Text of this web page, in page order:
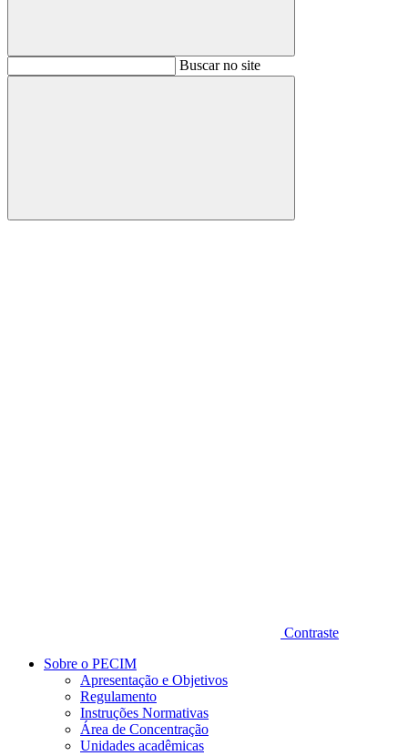
BuscarBuscar no site
Buscar
Contraste
Sobre o PECIM
Apresentação e Objetivos
Regulamento
Instruções Normativas
Área de Concentração
Unidades acadêmicas